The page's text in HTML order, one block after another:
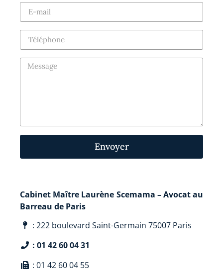
Envoyer
Cabinet Maître Laurène Scemama – Avocat au
Barreau de Paris
: 222 boulevard Saint-Germain 75007 Paris
: 01 42 60 04 31
: 01 42 60 04 55